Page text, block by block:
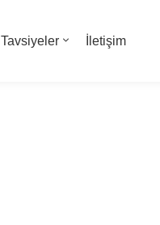
Tavsiyeler İletişim